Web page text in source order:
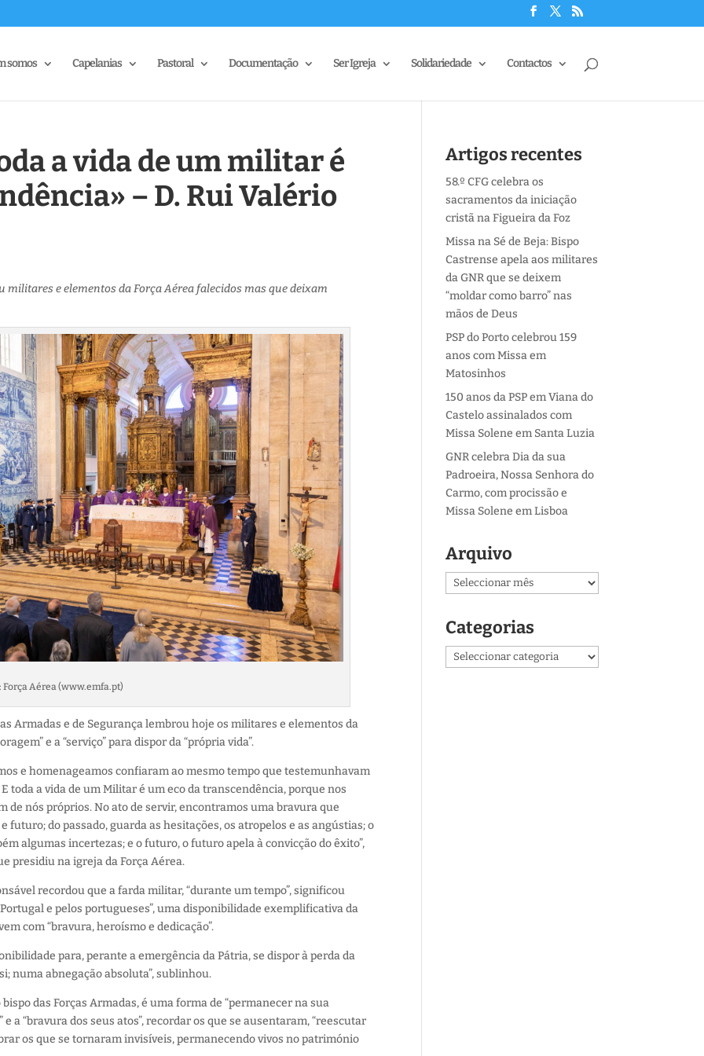
somos Capelanias Pastoral Documentação Ser Igreja Solidariedade Contactos
a vida de um militar é
– D. Rui Valério
militares e elementos da Força Aérea falecidos mas que deixam
Força Aérea (www.emfa.pt)
Armadas e de Segurança lembrou hoje os militares e elementos da
e a “serviço” para dispor da “própria vida”.
e homenageamos confiaram ao mesmo tempo que testemunhavam
toda a vida de um Militar é um eco da transcendência, porque nos
de nós próprios. No ato de servir, encontramos uma bravura que
do passado, guarda as hesitações, os atropelos e as angústias; o
algumas incertezas; e o futuro, o futuro apela à convicção do êxito”,
presidiu na igreja da Força Aérea.
recordou que a farda militar, “durante um tempo”, significou
e pelos portugueses”, uma disponibilidade exemplificativa da
com “bravura, heroísmo e dedicação”.
para, perante a emergência da Pátria, se dispor à perda da
numa abnegação absoluta”, sublinhou.
das Forças Armadas, é uma forma de “permanecer na sua
a “bravura dos seus atos”, recordar os que se ausentaram, “reescutar
os que se tornaram invisíveis, permanecendo vivos no património
Artigos recentes
58.º CFG celebra os
sacramentos da iniciação
cristã na Figueira da Foz
Missa na Sé de Beja: Bispo
Castrense apela aos militares
da GNR que se deixem
“moldar como barro” nas
mãos de Deus
PSP do Porto celebrou 159
anos com Missa em
Matosinhos
150 anos da PSP em Viana do
Castelo assinalados com
Missa Solene em Santa Luzia
GNR celebra Dia da sua
Padroeira, Nossa Senhora do
Carmo, com procissão e
Missa Solene em Lisboa
Arquivo
Arquivo
Categorias
Categorias